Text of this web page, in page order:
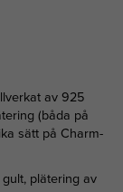
av 925
(båda på
sätt på Charm-
plätering av